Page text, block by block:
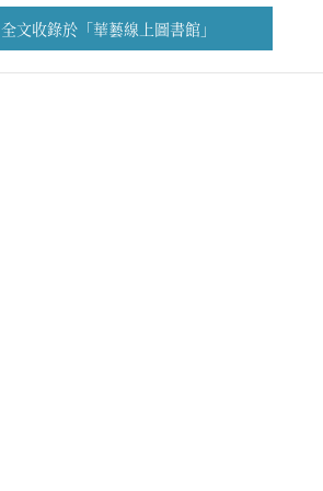
全文收錄於「華藝線上圖書館」